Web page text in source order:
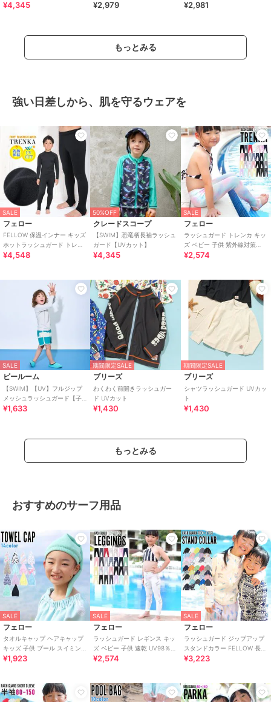
¥4,345
アップ ラッシュガードトップ
¥2,979
ーカー
¥2,981
もっとみる
強い日差しから、肌を守るウェアを
SALE
フェロー
FELLOW 保温インナー キッズ
ホットラッシュガード トレン
カ UPF50+ 保温 裏起毛 速乾
¥4,548
50%OFF
クレードスコープ
【SWIM】恐竜柄長袖ラッシュ
ガード【UVカット】
¥4,345
SALE
フェロー
ラッシュガード トレンカ キッ
ズ ベビー 子供 紫外線対策
UPF50+ 速乾 UV98％カット
¥2,574
SALE
ビールーム
【SWIM】【UV】フルジップ
メッシュラッシュガード【子
供服】【キッズ】【男の子】
¥1,633
期間限定SALE
ブリーズ
わくわく前開きラッシュガー
ド UVカット
¥1,430
期間限定SALE
ブリーズ
シャツラッシュガード UVカッ
ト
¥1,430
もっとみる
おすすめのサーフ用品
SALE
フェロー
タオルキャップ ヘアキャップ
キッズ 子供 プール スイミング
ジュニア マイクロファイバー
¥1,923
SALE
フェロー
ラッシュガード レギンス キッ
ズ ベビー 子供 速乾 UV98％カ
ット 紫外線対策 UPF50＋
¥2,574
SALE
フェロー
ラッシュガード ジップアップ
スタンドカラー FELLOW 長袖
キッズ UPF50+ 接触冷感
¥3,223